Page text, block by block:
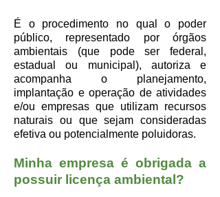
É o procedimento no qual o poder
público, representado por órgãos
ambientais (que pode ser federal,
estadual ou municipal), autoriza e
acompanha o planejamento,
implantação e operação de atividades
e/ou empresas que utilizam recursos
naturais ou que sejam consideradas
efetiva ou potencialmente poluidoras.
Minha empresa é obrigada a
possuir licença ambiental?